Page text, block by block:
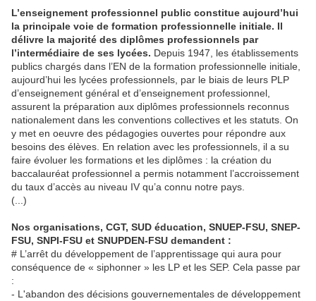
L’enseignement professionnel public constitue aujourd’hui
la principale voie de formation professionnelle initiale. Il
délivre la majorité des diplômes professionnels par
l’intermédiaire de ses lycées. Depuis 1947, les établissements
publics chargés dans l’EN de la formation professionnelle initiale,
aujourd’hui les lycées professionnels, par le biais de leurs PLP
d’enseignement général et d’enseignement professionnel,
assurent la préparation aux diplômes professionnels reconnus
nationalement dans les conventions collectives et les statuts. On
y met en oeuvre des pédagogies ouvertes pour répondre aux
besoins des élèves. En relation avec les professionnels, il a su
faire évoluer les formations et les diplômes : la création du
baccalauréat professionnel a permis notamment l’accroissement
du taux d’accès au niveau IV qu’a connu notre pays.
(...)
Nos organisations, CGT, SUD éducation, SNUEP-FSU, SNEP-
FSU, SNPI-FSU et SNUPDEN-FSU demandent :
# L’arrêt du développement de l’apprentissage qui aura pour
conséquence de « siphonner » les LP et les SEP. Cela passe par
:
- L'abandon des décisions gouvernementales de développement